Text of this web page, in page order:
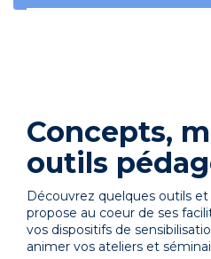
Concepts,
outils
Découvrez quelques outils
propose au coeur de ses
vos dispositifs de
animer vos ateliers et